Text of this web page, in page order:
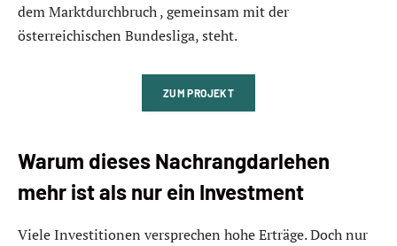
dem Marktdurchbruch , gemeinsam mit der
österreichischen Bundesliga, steht.
ZUM PROJEKT
Warum dieses Nachrangdarlehen
mehr ist als nur ein Investment
Viele Investitionen versprechen hohe Erträge. Doch nur